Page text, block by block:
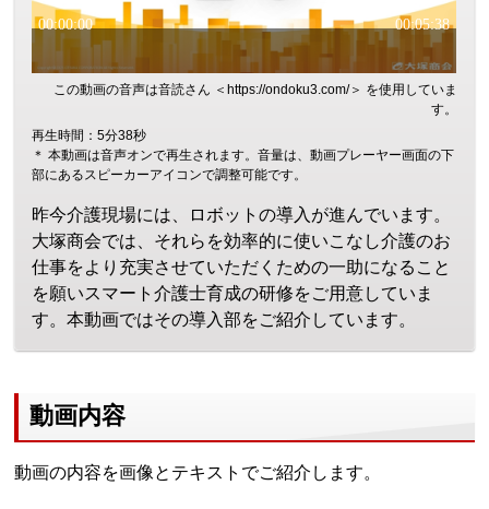
この動画の音声は音読さん ＜https://ondoku3.com/＞ を使用していま
す。
再生時間：5分38秒
＊ 本動画は音声オンで再生されます。音量は、動画プレーヤー画面の下
部にあるスピーカーアイコンで調整可能です。
昨今介護現場には、ロボットの導入が進んでいます。
大塚商会では、それらを効率的に使いこなし介護のお
仕事をより充実させていただくための一助になること
を願いスマート介護士育成の研修をご用意していま
す。本動画ではその導入部をご紹介しています。
動画内容
動画の内容を画像とテキストでご紹介します。